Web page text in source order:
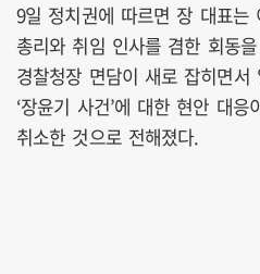
9일 정치권에 따르면 장 대표
총리와 취임 인사를 겸한 회동
경찰청장 면담이 새로 잡히면
‘장윤기 사건’에 대한 현안 대
취소한 것으로 전해졌다.